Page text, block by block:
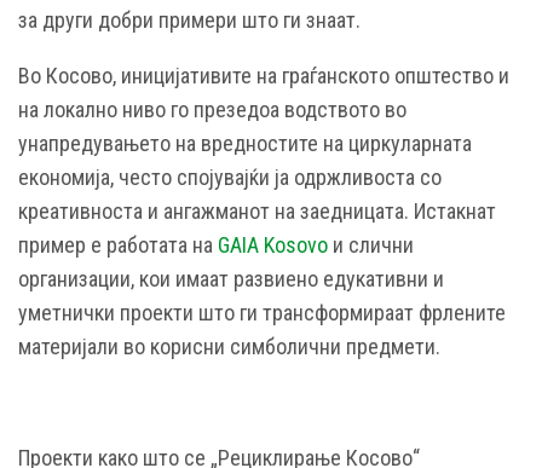
за други добри примери што ги знаат.
Во Косово, иницијативите на граѓанското општество и
на локално ниво го презедоа водството во
унапредувањето на вредностите на циркуларната
економија, често спојувајќи ја одржливоста со
креативноста и ангажманот на заедницата. Истакнат
пример е работата на GAIA Kosovo и слични
организации, кои имаат развиено едукативни и
уметнички проекти што ги трансформираат фрлените
материјали во корисни симболични предмети.
Проекти како што се „Рециклирање Косово“